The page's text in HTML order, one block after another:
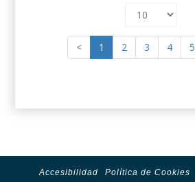
< 1 2 3 4 5
Accesibilidad Política de Cookies